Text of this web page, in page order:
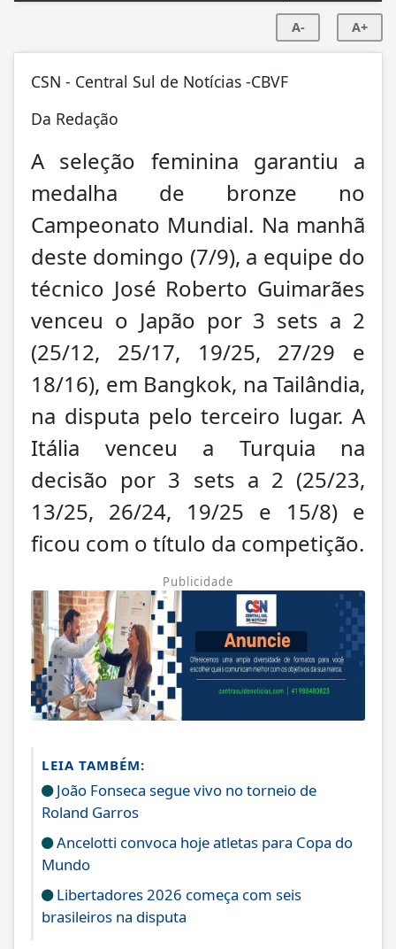
A- A+
CSN - Central Sul de Notícias -CBVF
Da Redação
A seleção feminina garantiu a
medalha de bronze no
Campeonato Mundial. Na manhã
deste domingo (7/9), a equipe do
técnico José Roberto Guimarães
venceu o Japão por 3 sets a 2
(25/12, 25/17, 19/25, 27/29 e
18/16), em Bangkok, na Tailândia,
na disputa pelo terceiro lugar. A
Itália venceu a Turquia na
decisão por 3 sets a 2 (25/23,
13/25, 26/24, 19/25 e 15/8) e
ficou com o título da competição.
Publicidade
LEIA TAMBÉM:
João Fonseca segue vivo no torneio de
Roland Garros
Ancelotti convoca hoje atletas para Copa do
Mundo
Libertadores 2026 começa com seis
brasileiros na disputa